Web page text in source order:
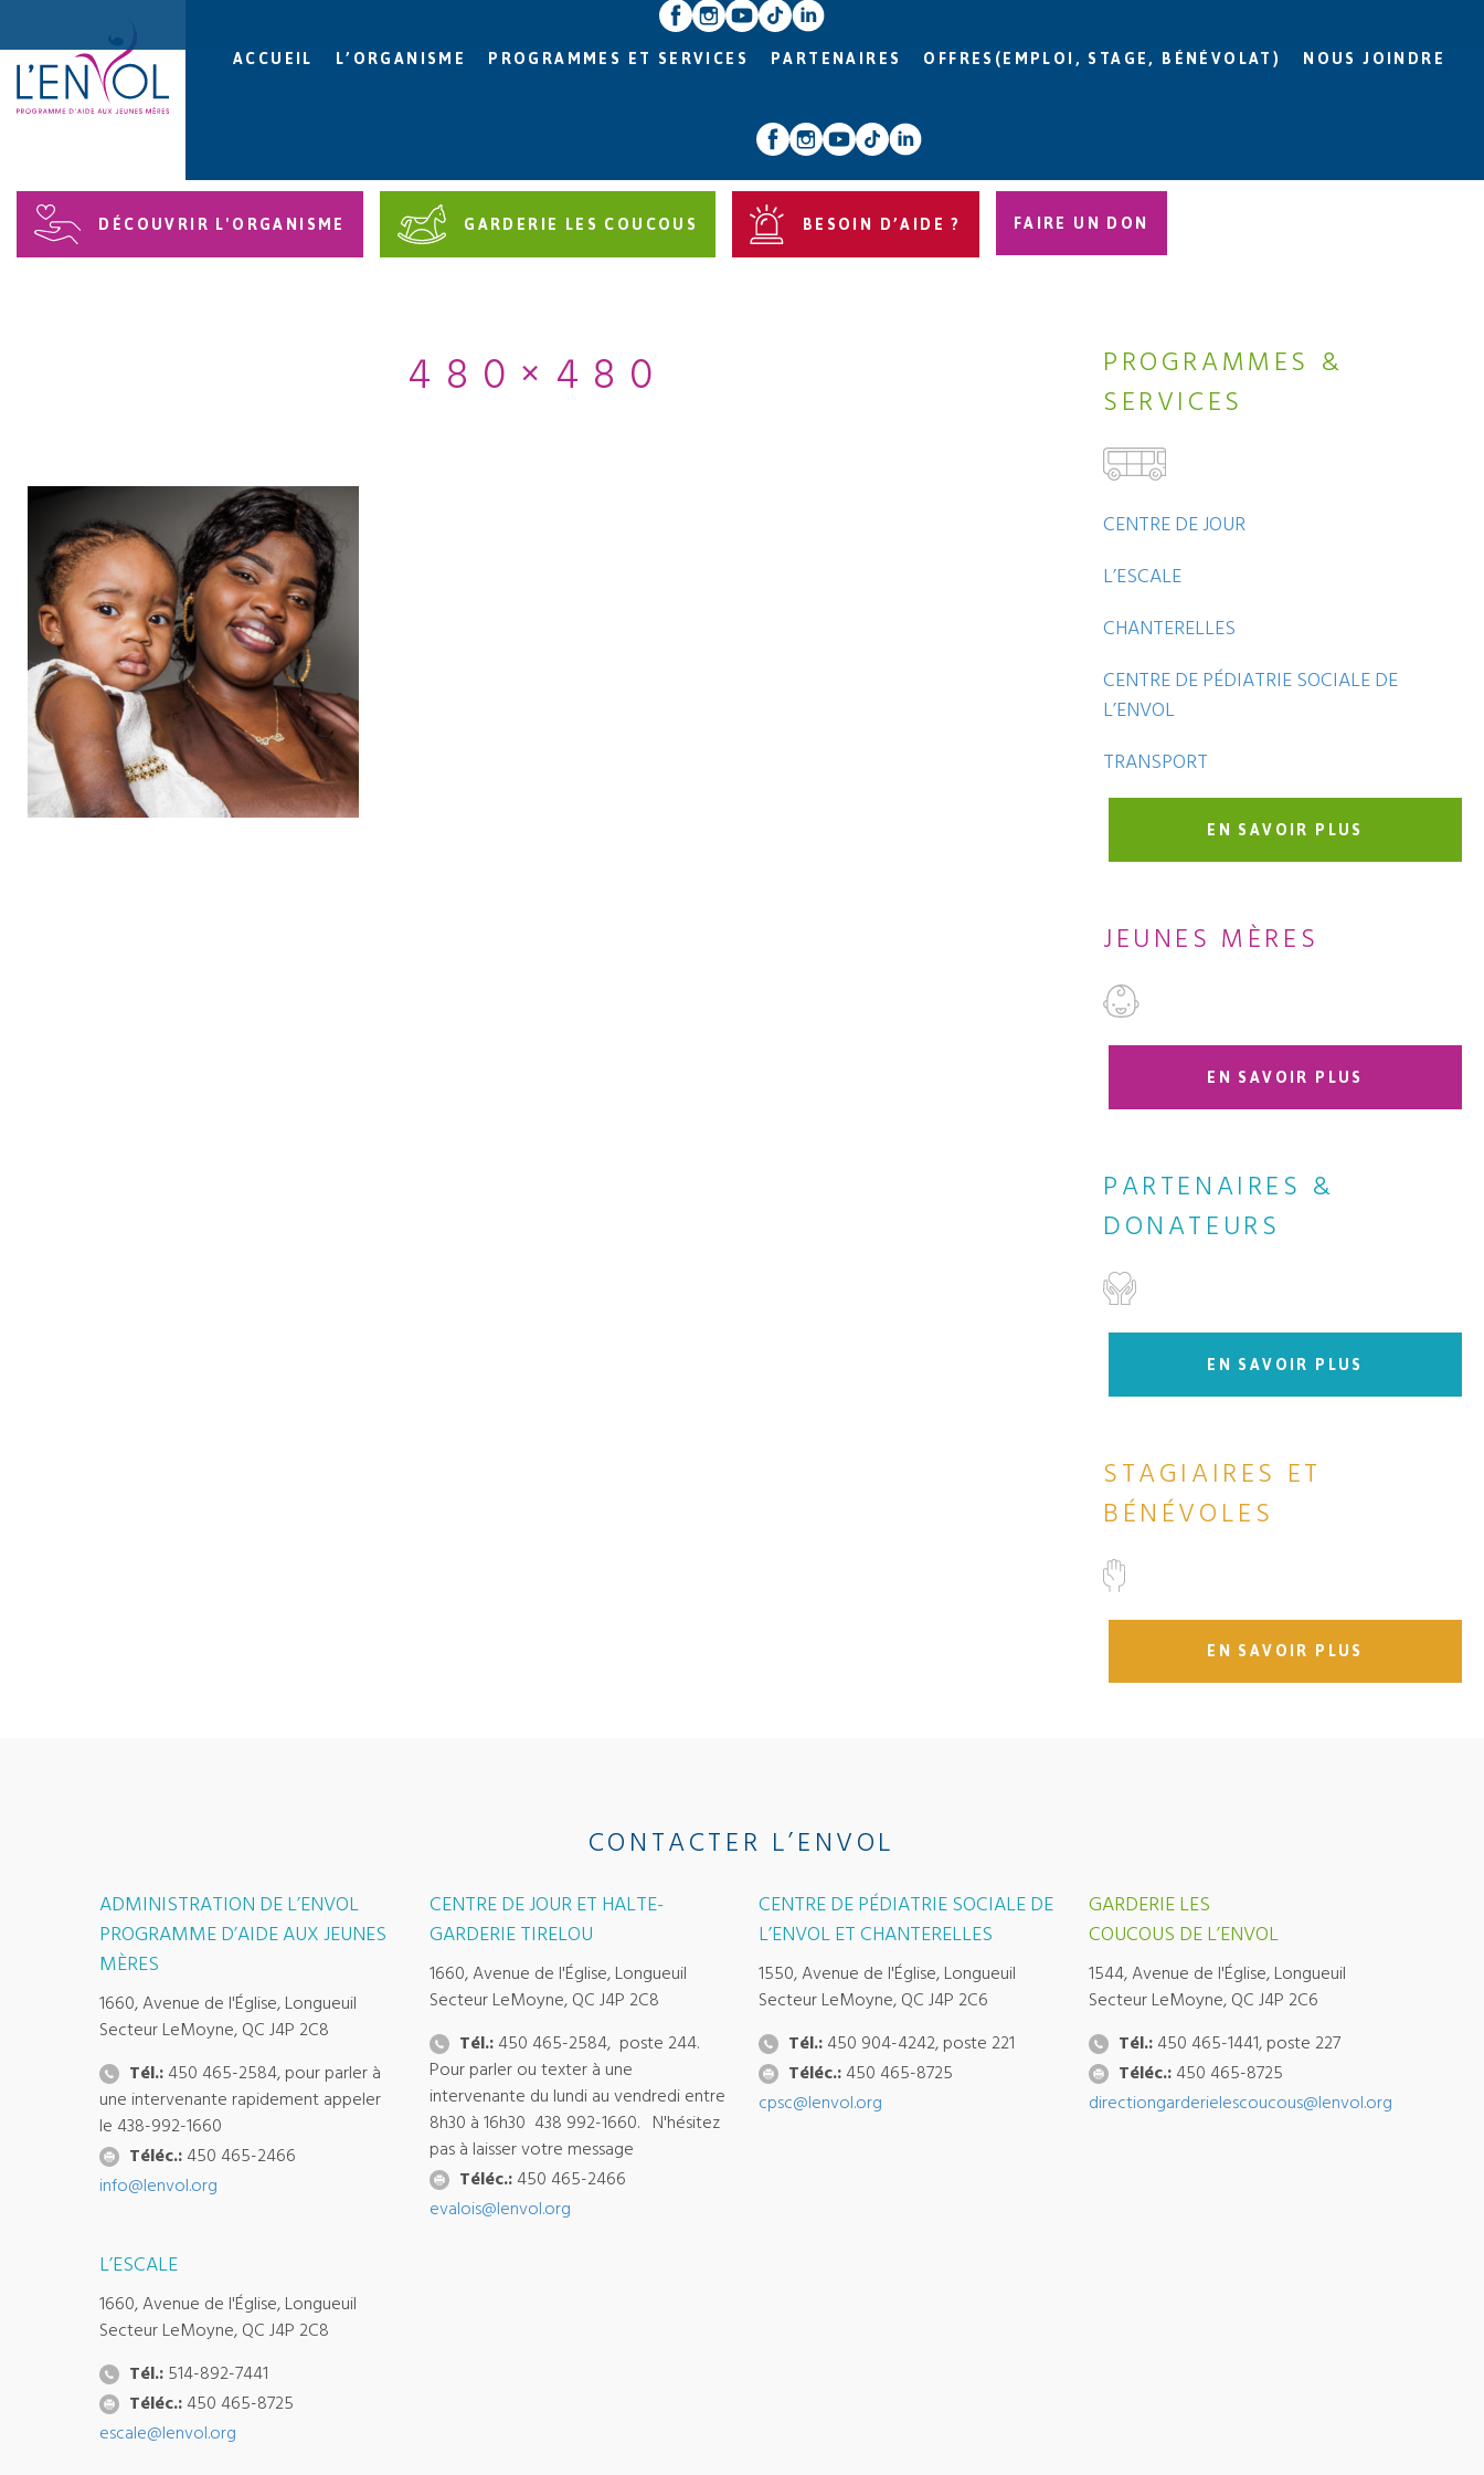
ACCUEIL L’ORGANISME PROGRAMMES ET SERVICES PARTENAIRES OFFRES(EMPLOI, STAGE, BÉNÉVOLAT) NOUS JOINDRE
DÉCOUVRIR L'ORGANISME GARDERIE LES COUCOUS BESOIN D’AIDE ? FAIRE UN DON
480×480
PROGRAMMES &
SERVICES
CENTRE DE JOUR
L’ESCALE
CHANTERELLES
CENTRE DE PÉDIATRIE SOCIALE DE
L’ENVOL
TRANSPORT
EN SAVOIR PLUS
JEUNES MÈRES
EN SAVOIR PLUS
PARTENAIRES &
DONATEURS
EN SAVOIR PLUS
STAGIAIRES ET
BÉNÉVOLES
EN SAVOIR PLUS
CONTACTER L’ENVOL
ADMINISTRATION DE L’ENVOL
PROGRAMME D’AIDE AUX JEUNES
MÈRES
1660, Avenue de l'Église, Longueuil
Secteur LeMoyne, QC J4P 2C8
Tél.: 450 465-2584, pour parler à
une intervenante rapidement appeler
le 438-992-1660
Téléc.: 450 465-2466
info@lenvol.org
CENTRE DE JOUR ET HALTE-
GARDERIE TIRELOU
1660, Avenue de l'Église, Longueuil
Secteur LeMoyne, QC J4P 2C8
Tél.:450 465-2584, poste 244.
Pour parler ou texter à une
intervenante du lundi au vendredi entre
8h30 à 16h30 438 992-1660. N'hésitez
pas à laisser votre message
Téléc.:450 465-2466
evalois@lenvol.org
CENTRE DE PÉDIATRIE SOCIALE DE
L’ENVOL ET CHANTERELLES
1550, Avenue de l'Église, Longueuil
Secteur LeMoyne, QC J4P 2C6
Tél.: 450 904-4242, poste 221
Téléc.: 450 465-8725
cpsc@lenvol.org
GARDERIE LES
COUCOUS DE L’ENVOL
1544, Avenue de l'Église, Longueuil
Secteur LeMoyne, QC J4P 2C6
Tél.:450 465-1441, poste 227
Téléc.:450 465-8725
directiongarderielescoucous@lenvol.org
L’ESCALE
1660, Avenue de l'Église, Longueuil
Secteur LeMoyne, QC J4P 2C8
Tél.: 514-892-7441
Téléc.: 450 465-8725
escale@lenvol.org